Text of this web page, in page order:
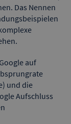
Das Nennen
auf
und die
Aufschluss